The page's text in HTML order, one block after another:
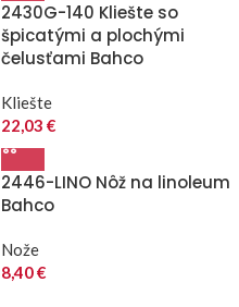
2430G-140 Kliešte so
špicatými a plochými
čelusťami Bahco
Kliešte
22,03 €
2446-LINO Nôž na linoleum
Bahco
Nože
8,40€